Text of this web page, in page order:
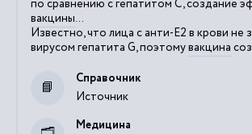
по сравнению с гепатитом С, создание
вакцины...
Известно, что лица с анти-Е2 в крови не
вирусом гепатита G, поэтомувакцина
Источник
Справочник
Медицина